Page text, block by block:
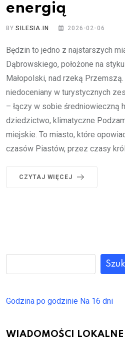
energią
BYSILESIA.IN 2026-02-06
Będzin to jedno z najstarszych
Dąbrowskiego, położone na
Małopolski, nad rzeką
niedoceniany w turystycznych
– łączy w sobie średniowieczną
dziedzictwo, klimatyczne
miejskie. To miasto, które
czasów Piastów, przez czasy
CZYTAJ WIĘCEJ
Godzina po godzinie Na 16 dni
WIADOMOŚCI LOKALNE